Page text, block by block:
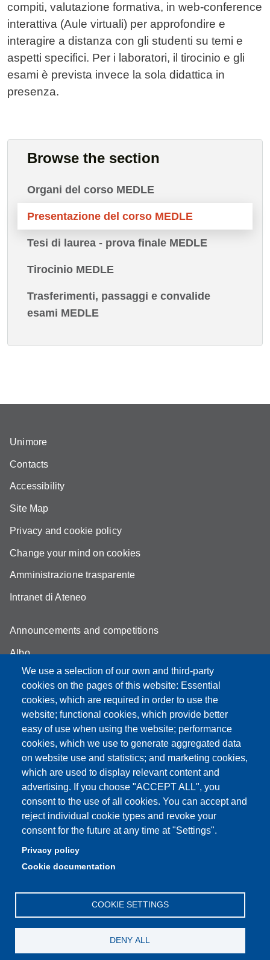
compiti, valutazione formativa, in web-conference
interattiva (Aule virtuali) per approfondire e
interagire a distanza con gli studenti su temi e
aspetti specifici. Per i laboratori, il tirocinio e gli
esami è prevista invece la sola didattica in
presenza.
Browse the section
Organi del corso MEDLE
Presentazione del corso MEDLE
Tesi di laurea - prova finale MEDLE
Tirocinio MEDLE
Trasferimenti, passaggi e convalide
esami MEDLE
We use a selection of our own and third-party
cookies on the pages of this website: Essential
cookies, which are required in order to use the
website; functional cookies, which provide better
easy of use when using the website; performance
cookies, which we use to generate aggregated data
on website use and statistics; and marketing cookies,
which are used to display relevant content and
advertising. If you choose "ACCEPT ALL", you
consent to the use of all cookies. You can accept and
reject individual cookie types and revoke your
consent for the future at any time at "Settings".
Privacy policy
Cookie documentation
COOKIE SETTINGS
DENY ALL
Unimore
Contacts
Accessibility
Site Map
Privacy and cookie policy
Change your mind on cookies
Amministrazione trasparente
Intranet di Ateneo
Announcements and competitions
Albo
Online teaching mode
Student secretariat
Quality Assurance
Partita IVA: 00427620364
Dipartimento di Educazione e Scienze Umane
Sede: Viale Timavo 93 - 42121 Reggio nell'Emilia
Area Didattica: didattica.desu@unimore.it
Segreteria: segreteria.educazione@unimore.it
Telefono: 0522/523611 (portineria)